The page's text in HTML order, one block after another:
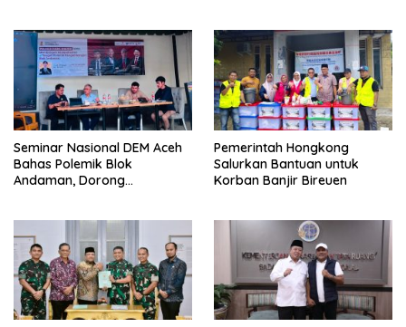
Seminar Nasional DEM Aceh
Bahas Polemik Blok
Andaman, Dorong
Pemerintah Hongkong
Salurkan Bantuan untuk
Korban Banjir Bireuen